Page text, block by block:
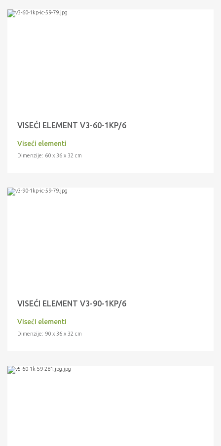
VISEĆI ELEMENT V3-60-1KP/6
Viseći elementi
Dimenzije: 60 x 36 x 32 cm
VISEĆI ELEMENT V3-90-1KP/6
Viseći elementi
Dimenzije: 90 x 36 x 32 cm